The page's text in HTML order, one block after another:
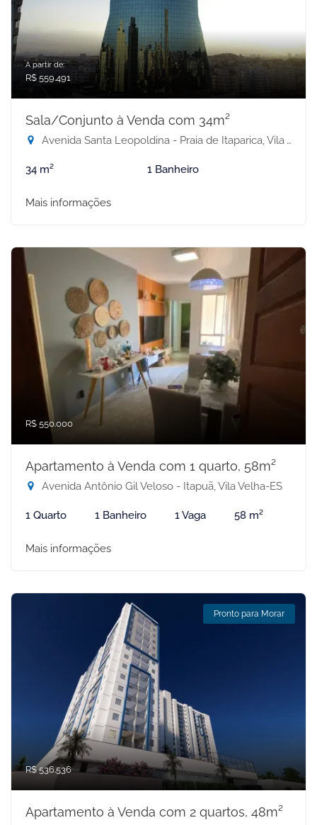
A partir de:
R$ 559.491
Sala/Conjunto à Venda com 34m²
Avenida Santa Leopoldina - Praia de Itaparica, Vila Velha-ES
34 m² 1 Banheiro
Mais informações
R$ 550.000
Apartamento à Venda com 1 quarto, 58m²
Avenida Antônio Gil Veloso - Itapuã, Vila Velha-ES
1 Quarto 1 Banheiro 1 Vaga 58 m²
Mais informações
Pronto para Morar
R$ 536.536
Apartamento à Venda com 2 quartos, 48m²